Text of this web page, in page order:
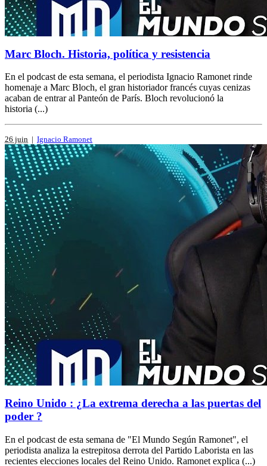
Marc Bloch. Historia, política y resistencia
En el podcast de esta semana, el periodista Ignacio Ramonet rinde
homenaje a Marc Bloch, el gran historiador francés cuyas cenizas
acaban de entrar al Panteón de París. Bloch revolucionó la
historia (...)
26 juin | Ignacio Ramonet
Reino Unido : ¿La extrema derecha a las puertas del
poder ?
En el podcast de esta semana de "El Mundo Según Ramonet", el
periodista analiza la estrepitosa derrota del Partido Laborista en las
recientes elecciones locales del Reino Unido. Ramonet explica (...)